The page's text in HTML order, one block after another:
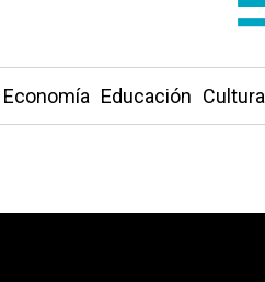
Economía Educación Cultura